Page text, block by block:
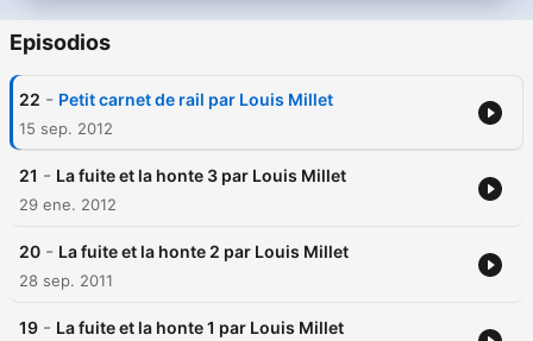
Episodios
22 - Petit carnet de rail par Louis Millet
15 sep. 2012
21 - La fuite et la honte 3 par Louis Millet
29 ene. 2012
20 - La fuite et la honte 2 par Louis Millet
28 sep. 2011
19 - La fuite et la honte 1 par Louis Millet